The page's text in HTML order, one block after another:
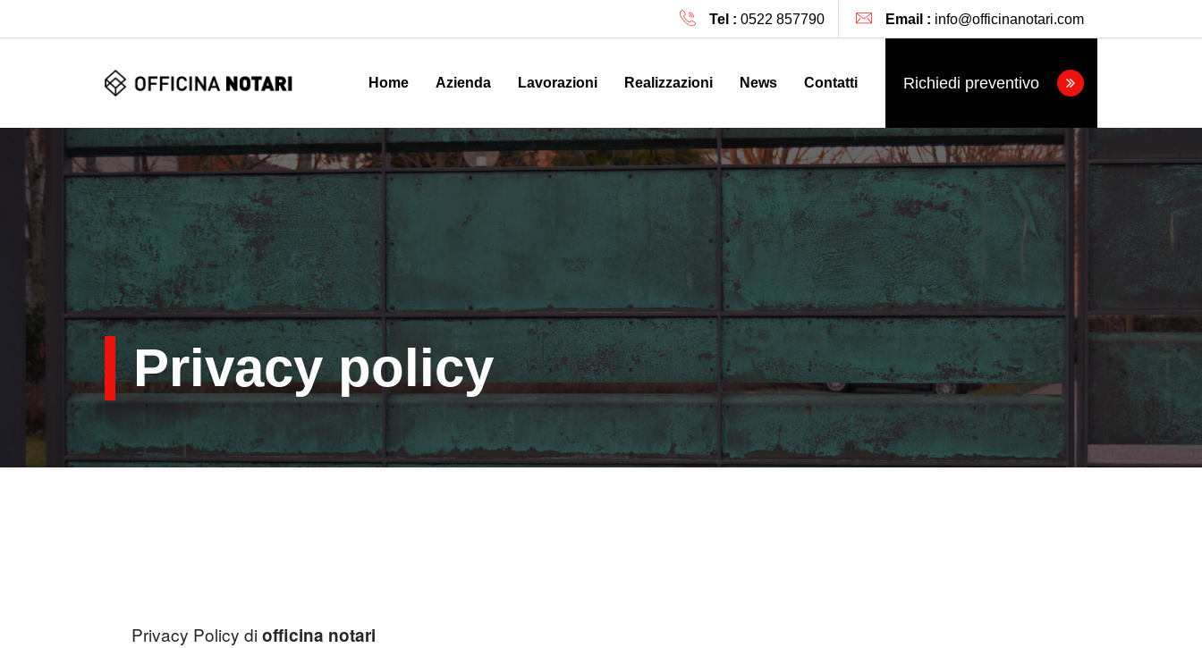
Tel : 0522 857790 Email : info@officinanotari.com
Home Azienda Lavorazioni Realizzazioni News Contatti Richiedi preventivo
Privacy policy
Privacy Policy di officina notari